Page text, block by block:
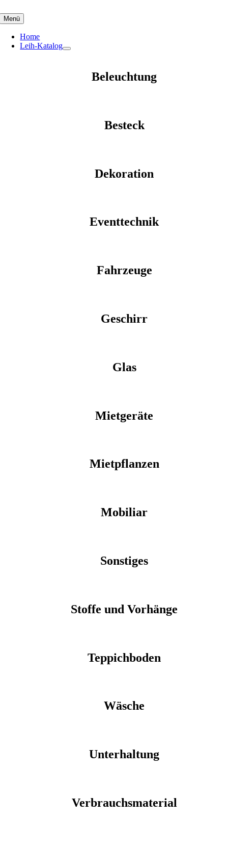
to
content
Menü
Home
Leih-Katalog
Beleuchtung
Besteck
Dekoration
Eventtechnik
Fahrzeuge
Geschirr
Glas
Mietgeräte
Mietpflanzen
Mobiliar
Sonstiges
Stoffe und Vorhänge
Teppichboden
Wäsche
Unterhaltung
Verbrauchsmaterial